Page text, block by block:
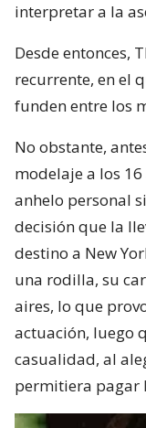
interpretar a la
Desde entonces,
recurrente, en el
funden entre los
No obstante,
modelaje a los
anhelo personal
decisión que la
destino a New
una rodilla, su
aires, lo que
actuación, luego
casualidad, al
permitiera pagar